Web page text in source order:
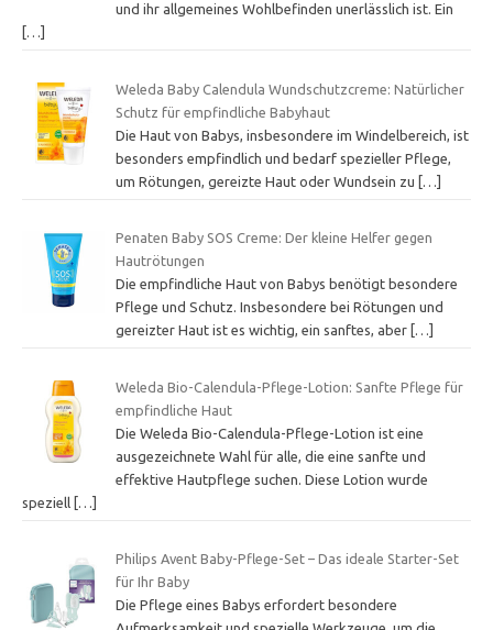
und ihr allgemeines Wohlbefinden unerlässlich ist. Ein
[…]
Weleda Baby Calendula Wundschutzcreme: Natürlicher
Schutz für empfindliche Babyhaut
Die Haut von Babys, insbesondere im Windelbereich, ist
besonders empfindlich und bedarf spezieller Pflege,
um Rötungen, gereizte Haut oder Wundsein zu
[…]
Penaten Baby SOS Creme: Der kleine Helfer gegen
Hautrötungen
Die empfindliche Haut von Babys benötigt besondere
Pflege und Schutz. Insbesondere bei Rötungen und
gereizter Haut ist es wichtig, ein sanftes, aber […]
Weleda Bio-Calendula-Pflege-Lotion: Sanfte Pflege für
empfindliche Haut
Die Weleda Bio-Calendula-Pflege-Lotion ist eine
ausgezeichnete Wahl für alle, die eine sanfte und
effektive Hautpflege suchen. Diese Lotion wurde
speziell […]
Philips Avent Baby-Pflege-Set – Das ideale Starter-Set
für Ihr Baby
Die Pflege eines Babys erfordert besondere